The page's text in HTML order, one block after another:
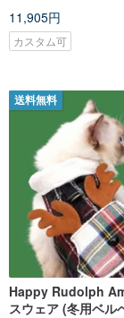
11,905円
カスタム可
送料無料
Happy Rudolph
スウェア (冬用ベル